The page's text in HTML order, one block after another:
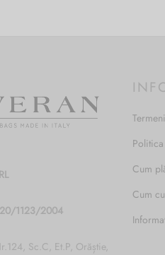
1123/2004
Sc.C, Et.P, Orăștie,
Cum
Cum